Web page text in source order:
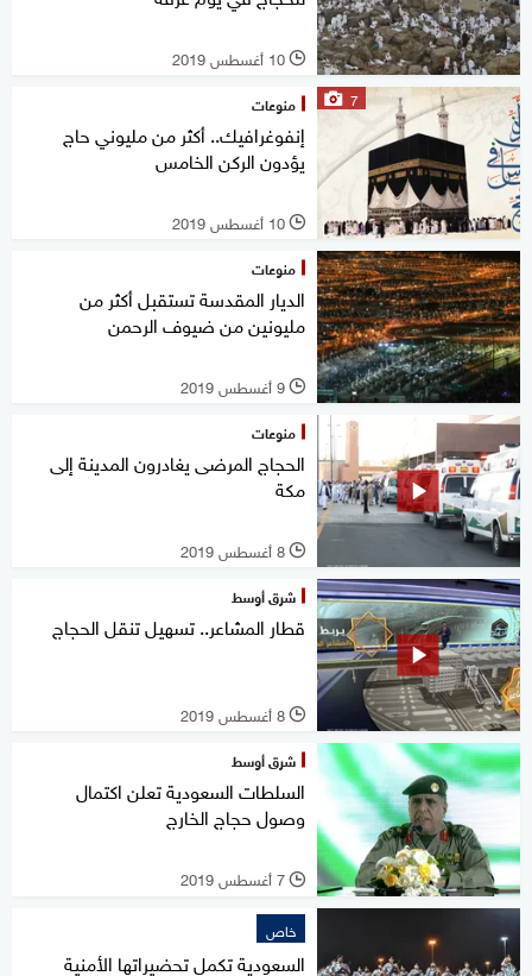
l 10 أغسطس 2019
7 منوعات
إنفوغرافيك.. أكثر من مليوني حاج
يؤدون الركن الخامس
l 10 أغسطس 2019
منوعات
الديار المقدسة تستقبل أكثر من
مليونين من ضيوف الرحمن
l 9 أغسطس 2019
منوعات
الحجاج المرضى يغادرون المدينة إلى
مكة
l 8 أغسطس 2019
شرق أوسط
قطار المشاعر.. تسهيل تنقل الحجاج
l 8 أغسطس 2019
شرق أوسط
السلطات السعودية تعلن اكتمال
وصول حجاج الخارج
l 7 أغسطس 2019
خاص
السعودية تكمل تحضيراتها الأمنية